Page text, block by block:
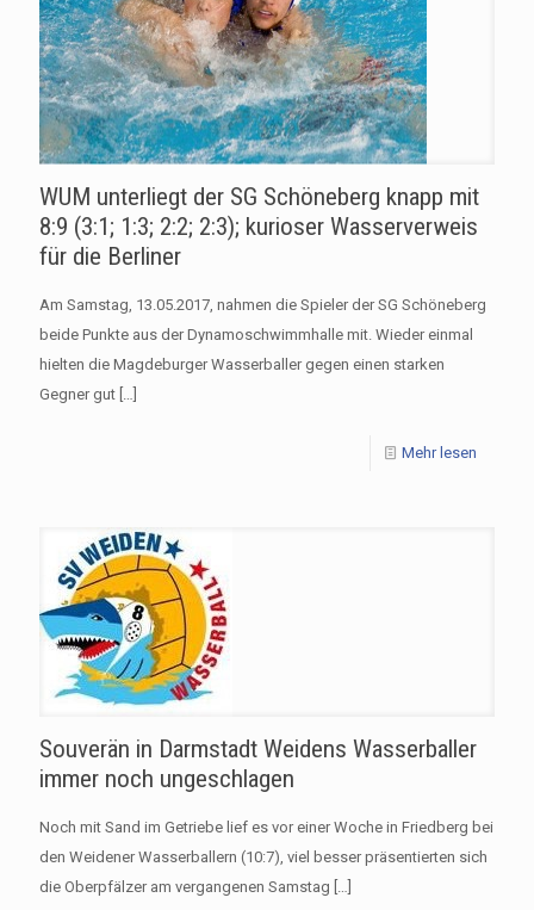
WUM unterliegt der SG Schöneberg knapp mit
8:9 (3:1; 1:3; 2:2; 2:3); kurioser Wasserverweis
für die Berliner
Am Samstag, 13.05.2017, nahmen die Spieler der SG Schöneberg
beide Punkte aus der Dynamoschwimmhalle mit. Wieder einmal
hielten die Magdeburger Wasserballer gegen einen starken
Gegner gut […]
Mehr lesen
Souverän in Darmstadt Weidens Wasserballer
immer noch ungeschlagen
Noch mit Sand im Getriebe lief es vor einer Woche in Friedberg bei
den Weidener Wasserballern (10:7), viel besser präsentierten sich
die Oberpfälzer am vergangenen Samstag […]